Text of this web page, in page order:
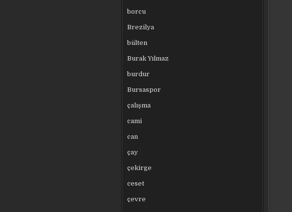
borcu
Brezilya
bülten
Burak Yılmaz
burdur
Bursaspor
çalışma
cami
can
çay
çekirge
ceset
çevre